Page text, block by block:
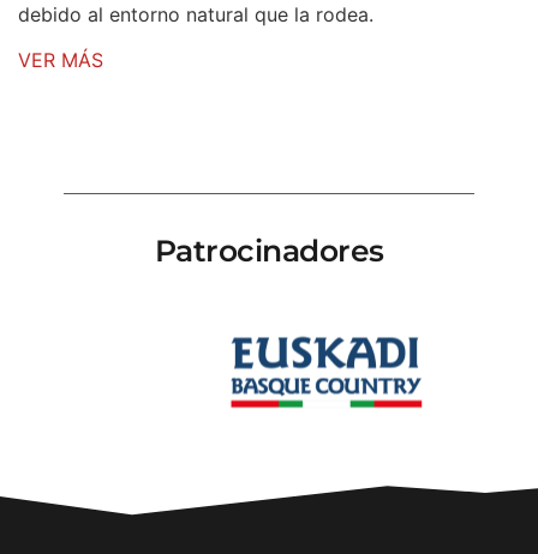
debido al entorno natural que la rodea.
VER MÁS
VER MÁS
Patrocinadores